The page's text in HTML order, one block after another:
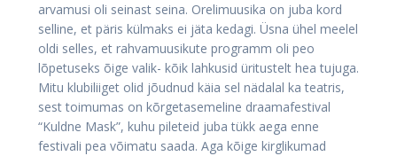
arvamusi oli seinast seina. Orelimuusika on juba kord
selline, et päris külmaks ei jäta kedagi. Üsna ühel meelel
oldi selles, et rahvamuusikute programm oli peo
lõpetuseks õige valik- kõik lahkusid üritustelt hea tujuga.
Mitu klubiliiget olid jõudnud käia sel nädalal ka teatris,
sest toimumas on kõrgetasemeline draamafestival
“Kuldne Mask”, kuhu pileteid juba tükk aega enne
festivali pea võimatu saada. Aga kõige kirglikumad